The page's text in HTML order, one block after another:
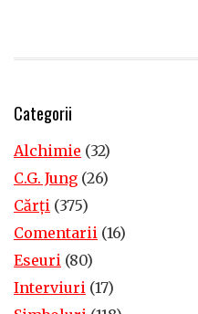
Categorii
Alchimie (32)
C.G. Jung (26)
Cărţi (375)
Comentarii (16)
Eseuri (80)
Interviuri (17)